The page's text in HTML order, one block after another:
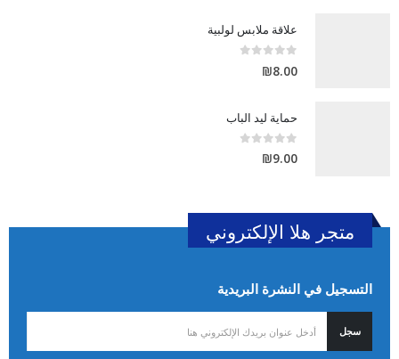
علاقة ملابس لولبية
₪8.00
حماية ليد الباب
0
out of 5
₪9.00
متجر هلا الإلكتروني
التسجيل في النشرة البريدية